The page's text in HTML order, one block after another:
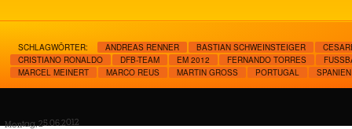
SCHLAGWÖRTER: ANDREAS RENNER BASTIAN SCHWEINSTEIGER
CRISTIANO RONALDO
DFB-TEAM EM 2012 FERNANDO TORRES
MARCEL MEINERT
MARCO REUS MARTIN GROSS PORTUGAL SPANIEN
Montag, 25.06.2012